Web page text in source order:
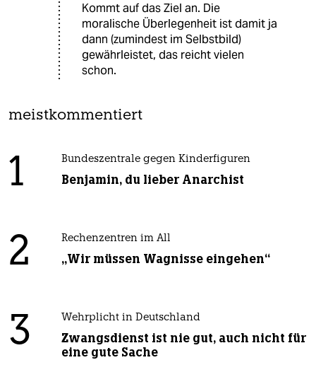
Kommt auf das Ziel an. Die
moralische Überlegenheit ist damit ja
dann (zumindest im Selbstbild)
gewährleistet, das reicht vielen
schon.
meistkommentiert
1 Bundeszentrale gegen Kinderfiguren
Benjamin, du lieber Anarchist
2 Rechenzentren im All
„Wir müssen Wagnisse eingehen“
3 Wehrplicht in Deutschland
Zwangsdienst ist nie gut, auch nicht für
eine gute Sache